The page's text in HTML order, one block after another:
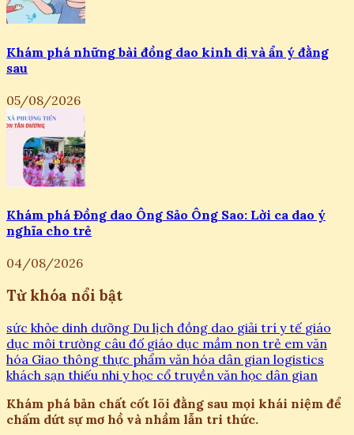
Khám phá những bài đồng dao kinh dị và ẩn ý đằng
sau
05/08/2026
Khám phá Đồng dao Ông Sảo Ông Sao: Lời ca dao ý
nghĩa cho trẻ
04/08/2026
Từ khóa nổi bật
sức khỏe dinh dưỡng Du lịch đồng dao giải trí y tế giáo
dục môi trường câu đố giáo dục mầm non trẻ em văn
hóa Giao thông thực phẩm văn hóa dân gian logistics
khách sạn thiếu nhi y học cổ truyền văn học dân gian
Khám phá bản chất cốt lõi đằng sau mọi khái niệm để
chấm dứt sự mơ hồ và nhầm lẫn tri thức.